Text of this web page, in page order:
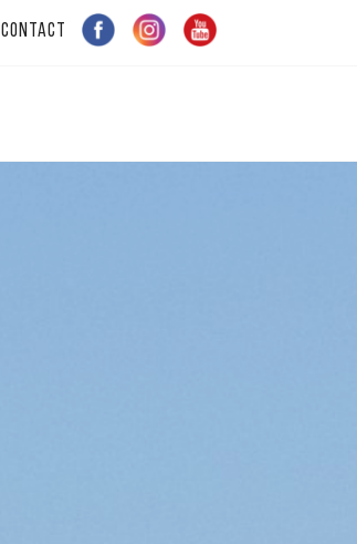
Contact